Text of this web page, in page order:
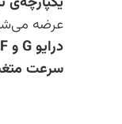
عرضه
درایو G و F
سرعت